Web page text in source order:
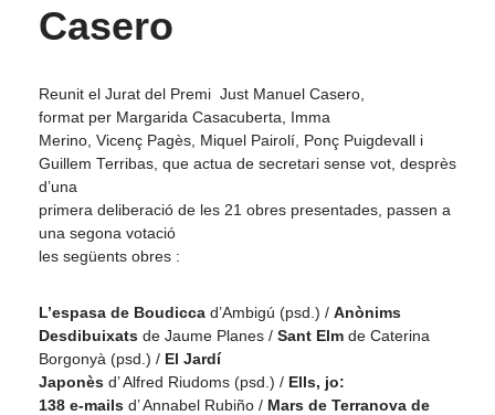
Casero
Reunit el Jurat del Premi Just Manuel Casero,
format per Margarida Casacuberta,
Imma
Merino, Vicenç Pagès, Miquel Pairolí, Ponç Puigdevall
i
Guillem Terribas, que actua de secretari sense vot, desprès
d’una
primera deliberació de les 21 obres presentades, passen a
una segona votació
les següents obres :
L’espasa de Boudicca d’Ambigú (psd .) / Anònims
Desdibuixats de Jaume Planes / Sant Elm de Caterina
Borgonyà (psd .) / El Jardí
Japonès d’ Alfred Riudoms (psd .) / Ells, jo:
138 e-mails d’Annabel Rubiño / Mars de Terranova de